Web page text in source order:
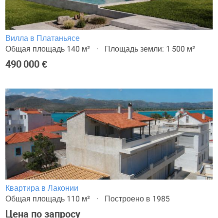
Вилла в Платаньясе
Общая площадь 140 м²
Площадь земли: 1 500 м²
490 000 €
Квартира в Лаконии
Общая площадь 110 м²
Построено в 1985
Цена по запросу